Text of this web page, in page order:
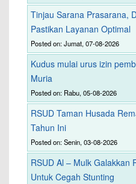
Tinjau Sarana Prasarana,
Pastikan Layanan Optimal
Posted on: Jumat, 07-08-2026
Kudus mulai urus izin
Muria
Posted on: Rabu, 05-08-2026
RSUD Taman Husada
Tahun Ini
Posted on: Senin, 03-08-2026
RSUD Al – Mulk Galakkan
Untuk Cegah Stunting